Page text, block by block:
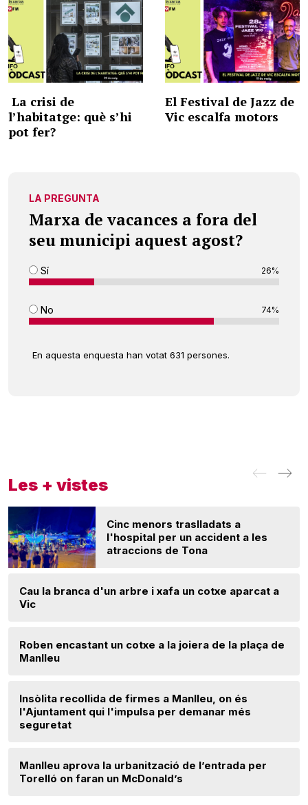
La crisi de
l’habitatge: què s’hi
pot fer?
El Festival de Jazz de
Vic escalfa motors
LA PREGUNTA
Marxa de vacances a fora del
seu municipi aquest agost?
Sí 26%
No 74%
En aquesta enquesta han votat 631 persones.
Les + vistes
Cinc menors traslladats a
l'hospital per un accident a les
atraccions de Tona
Cau la branca d'un arbre i xafa un cotxe aparcat a
Vic
Roben encastant un cotxe a la joiera de la plaça de
Manlleu
Insòlita recollida de firmes a Manlleu, on és
l'Ajuntament qui l'impulsa per demanar més
seguretat
Manlleu aprova la urbanització de l’entrada per
Torelló on faran un McDonald’s